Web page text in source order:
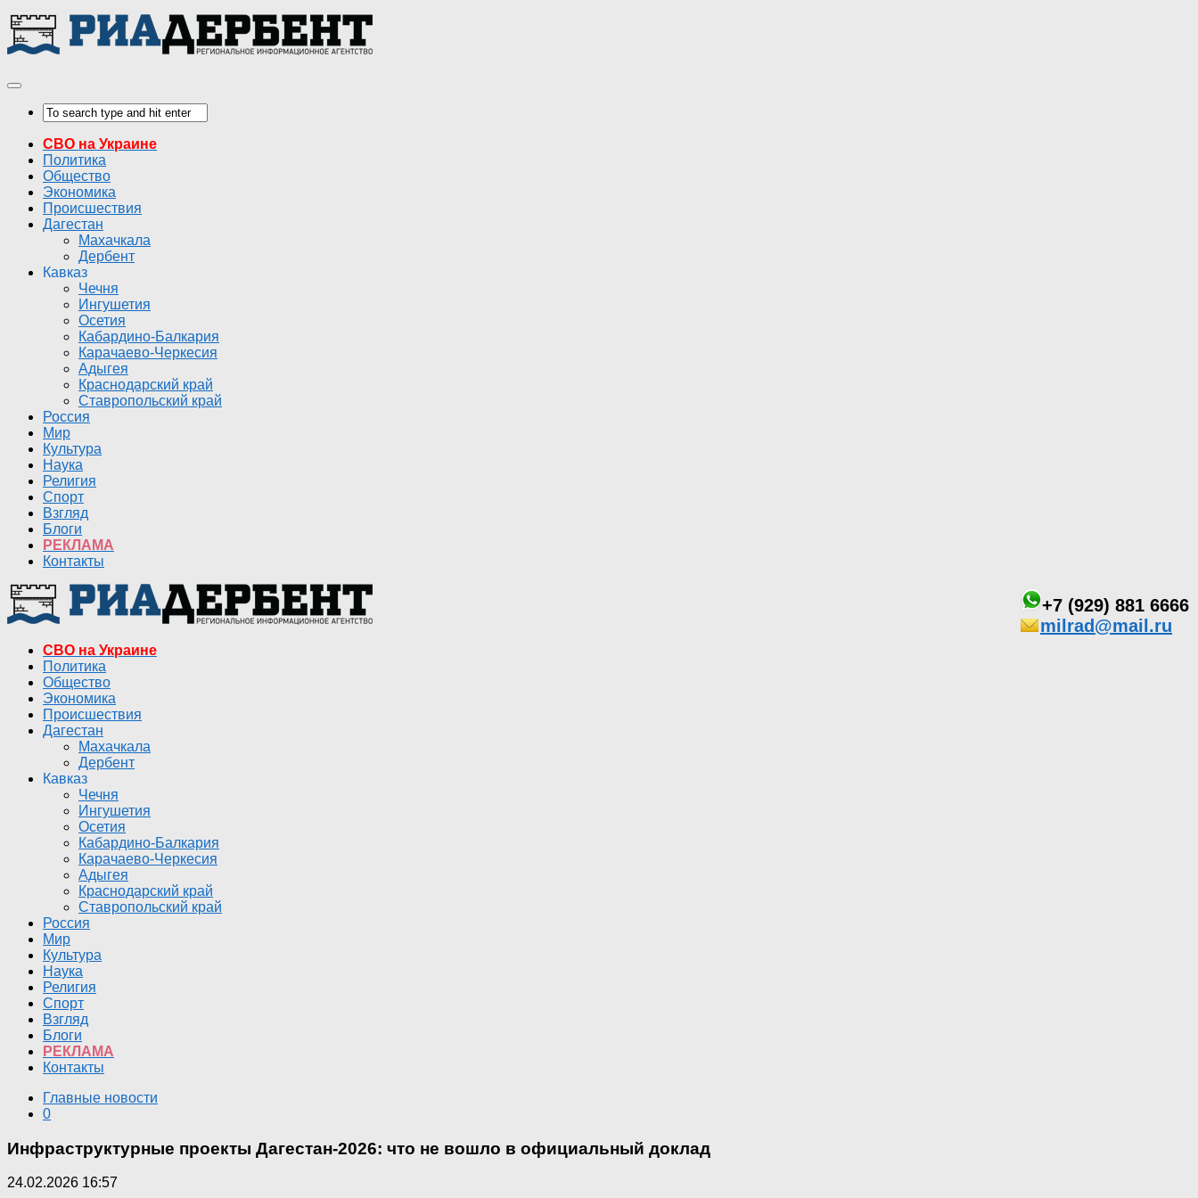
СВО на Украине
Политика
Общество
Экономика
Происшествия
Дагестан
Махачкала
Дербент
Кавказ
Чечня
Ингушетия
Осетия
Кабардино-Балкария
Карачаево-Черкесия
Адыгея
Краснодарский край
Ставропольский край
Россия
Мир
Культура
Наука
Религия
Спорт
Взгляд
Блоги
РЕКЛАМА
Контакты
+7 (929) 881 6666
milrad@mail.ru
СВО на Украине
Политика
Общество
Экономика
Происшествия
Дагестан
Махачкала
Дербент
Кавказ
Чечня
Ингушетия
Осетия
Кабардино-Балкария
Карачаево-Черкесия
Адыгея
Краснодарский край
Ставропольский край
Россия
Мир
Культура
Наука
Религия
Спорт
Взгляд
Блоги
РЕКЛАМА
Контакты
Главные новости
0
Инфраструктурные проекты Дагестан-2026: что не вошло в официальный доклад
24.02.2026 16:57